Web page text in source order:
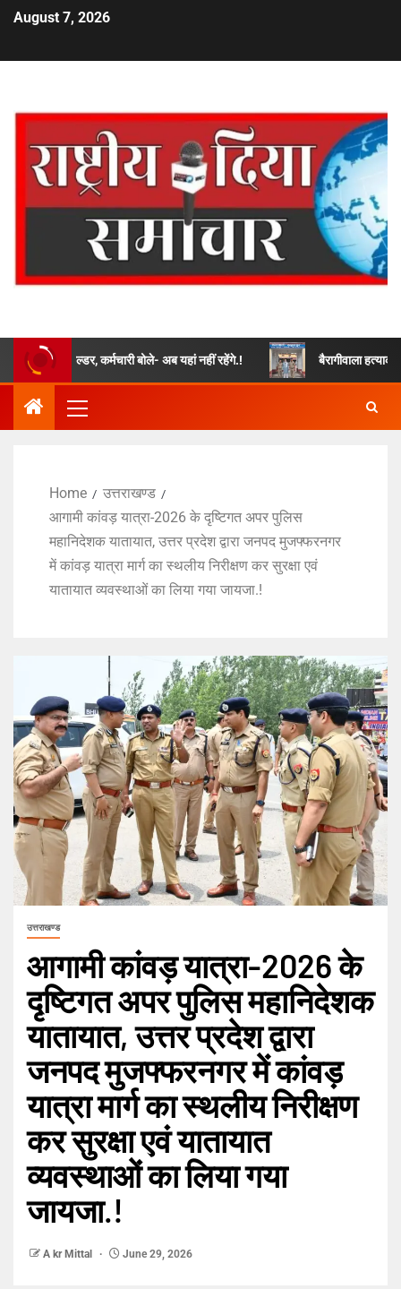
August 7, 2026
कर्मचारी बोले- अब यहां नहीं रहेंगे.! बैरागीवाला हत्याकांड के फरार
Home
उत्तराखण्ड
आगामी कांवड़ यात्रा-2026 के दृष्टिगत अपर पुलिस
महानिदेशक यातायात, उत्तर प्रदेश द्वारा जनपद मुजफ्फरनगर
में कांवड़ यात्रा मार्ग का स्थलीय निरीक्षण कर सुरक्षा एवं
यातायात व्यवस्थाओं का लिया गया जायजा.!
उत्तराखण्ड
आगामी कांवड़ यात्रा-2026 के
दृष्टिगत अपर पुलिस महानिदेशक
यातायात, उत्तर प्रदेश द्वारा
जनपद मुजफ्फरनगर में कांवड़
यात्रा मार्ग का स्थलीय निरीक्षण
कर सुरक्षा एवं यातायात
व्यवस्थाओं का लिया गया
जायजा.!
A kr Mittal June 29, 2026